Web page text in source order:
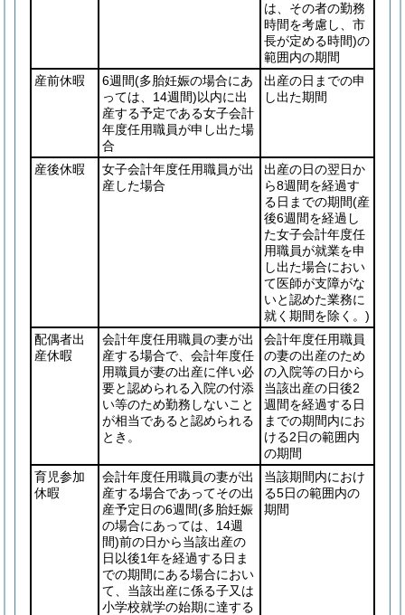
は、その者の勤務
時間を考慮し、市
長が定める時間)の
範囲内の期間
産前休暇
6週間(多胎妊娠の場合にあ
っては、14週間)以内に出
産する予定である女子会計
年度任用職員が申し出た場
合
出産の日までの申
し出た期間
産後休暇
女子会計年度任用職員が出
産した場合
出産の日の翌日か
ら8週間を経過す
る日までの期間(産
後6週間を経過し
た女子会計年度任
用職員が就業を申
し出た場合におい
て医師が支障がな
いと認めた業務に
就く期間を除く。)
配偶者出
産休暇
会計年度任用職員の妻が出
産する場合で、会計年度任
用職員が妻の出産に伴い必
要と認められる入院の付添
い等のため勤務しないこと
が相当であると認められる
とき。
会計年度任用職員
の妻の出産のため
の入院等の日から
当該出産の日後2
週間を経過する日
までの期間内にお
ける2日の範囲内
の期間
育児参加
休暇
会計年度任用職員の妻が出
産する場合であってその出
産予定日の6週間(多胎妊娠
の場合にあっては、14週
間)前の日から当該出産の
日以後1年を経過する日ま
での期間にある場合におい
て、当該出産に係る子又は
小学校就学の始期に達する
当該期間内におけ
る5日の範囲内の
期間